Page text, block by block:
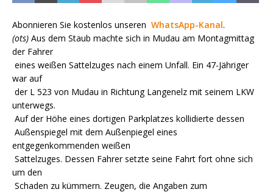
Abonnieren Sie kostenlos unseren WhatsApp-Kanal.
(ots) Aus dem Staub machte sich in Mudau am Montagmittag
der Fahrer
eines weißen Sattelzuges nach einem Unfall. Ein 47-Jähriger
war auf
der L 523 von Mudau in Richtung Langenelz mit seinem LKW
unterwegs.
Auf der Höhe eines dortigen Parkplatzes kollidierte dessen
Außenspiegel mit dem Außenpiegel eines
entgegenkommenden weißen
Sattelzuges. Dessen Fahrer setzte seine Fahrt fort ohne sich
um den
Schaden zu kümmern. Zeugen, die Angaben zum